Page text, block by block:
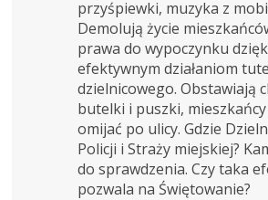
przyśpiewki, muzyka z
Demolują życie
prawa do wypoczynku
efektywnym działaniom
dzielnicowego. Obstawiają
butelki i puszki,
omijać po ulicy. Gdzie
Policji i Straży miejskiej?
do sprawdzenia. Czy taka
pozwala na Świętowanie?